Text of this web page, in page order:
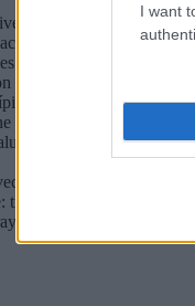
I want
moderado de
opcionales al
y selvas, tienes qué estar
parecidos a los
puestecitos de la
y pasta.
y también
puede ser costosa.
público,